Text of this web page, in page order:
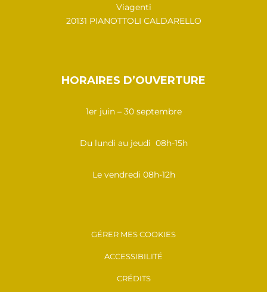
Viagenti
20131 PIANOTTOLI CALDARELLO
HORAIRES D’OUVERTURE
1er juin – 30 septembre
Du lundi au jeudi 08h-15h
Le vendredi 08h-12h
GÉRER MES COOKIES
ACCESSIBILITÉ
CRÉDITS